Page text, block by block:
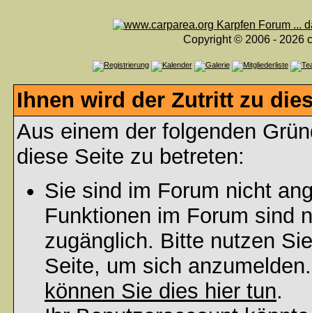
Copyright © 2006 - 2026
Ihnen wird der Zutritt zu
Aus einem der folgenden
diese Seite zu betreten:
Sie sind im Forum nicht
Funktionen im Forum sind
zugänglich. Bitte nutzen
Seite, um sich
können Sie dies hier tun.